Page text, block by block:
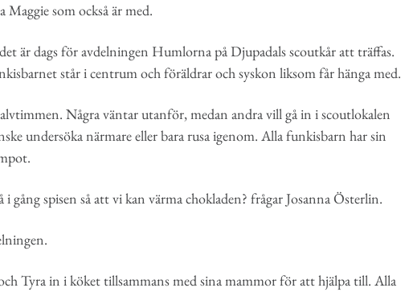
som också är med.
är dags för avdelningen Humlorna på Djupadals scoutkår att träffas.
står i centrum och föräldrar och syskon liksom får hänga med.
Några väntar utanför, medan andra vill gå in i scoutlokalen
undersöka närmare eller bara rusa igenom. Alla funkisbarn har sin
spisen så att vi kan värma chokladen? frågar Josanna Österlin.
Tyra in i köket tillsammans med sina mammor för att hjälpa till. Alla